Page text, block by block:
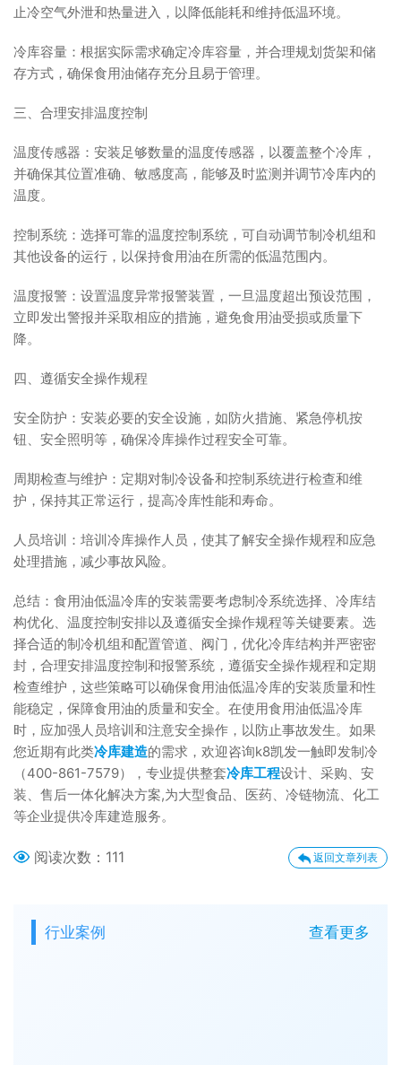
止冷空气外泄和热量进入，以降低能耗和维持低温环境。
冷库容量：根据实际需求确定冷库容量，并合理规划货架和储
存方式，确保食用油储存充分且易于管理。
三、合理安排温度控制
温度传感器：安装足够数量的温度传感器，以覆盖整个冷库，
并确保其位置准确、敏感度高，能够及时监测并调节冷库内的
温度。
控制系统：选择可靠的温度控制系统，可自动调节制冷机组和
其他设备的运行，以保持食用油在所需的低温范围内。
温度报警：设置温度异常报警装置，一旦温度超出预设范围，
立即发出警报并采取相应的措施，避免食用油受损或质量下
降。
四、遵循安全操作规程
安全防护：安装必要的安全设施，如防火措施、紧急停机按
钮、安全照明等，确保冷库操作过程安全可靠。
周期检查与维护：定期对制冷设备和控制系统进行检查和维
护，保持其正常运行，提高冷库性能和寿命。
人员培训：培训冷库操作人员，使其了解安全操作规程和应急
处理措施，减少事故风险。
总结：食用油低温冷库的安装需要考虑制冷系统选择、冷库结
构优化、温度控制安排以及遵循安全操作规程等关键要素。选
择合适的制冷机组和配置管道、阀门，优化冷库结构并严密密
封，合理安排温度控制和报警系统，遵循安全操作规程和定期
检查维护，这些策略可以确保食用油低温冷库的安装质量和性
能稳定，保障食用油的质量和安全。在使用食用油低温冷库
时，应加强人员培训和注意安全操作，以防止事故发生。如果
您近期有此类冷库建造的需求，欢迎咨询k8凯发一触即发制冷
（400-861-7579），专业提供整套冷库工程设计、采购、安
装、售后一体化解决方案,为大型食品、医药、冷链物流、化工
等企业提供冷库建造服务。
阅读次数： 111 返回文章列表
行业案例 查看更多